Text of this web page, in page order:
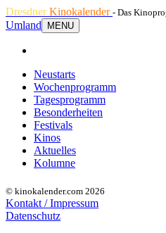
DresdnerKinokalender - Das
Umland
MENU
Neustarts
Wochenprogramm
Tagesprogramm
Besonderheiten
Festivals
Kinos
Aktuelles
Kolumne
© kinokalender.com 2026
Kontakt / Impressum
Datenschutz